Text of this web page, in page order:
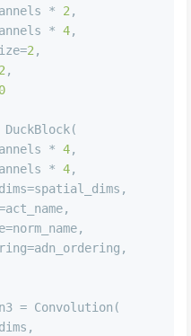
*
2 ,
*
4,
2 ,
2 ,
0
*
4,
*
4,
= Convolution(